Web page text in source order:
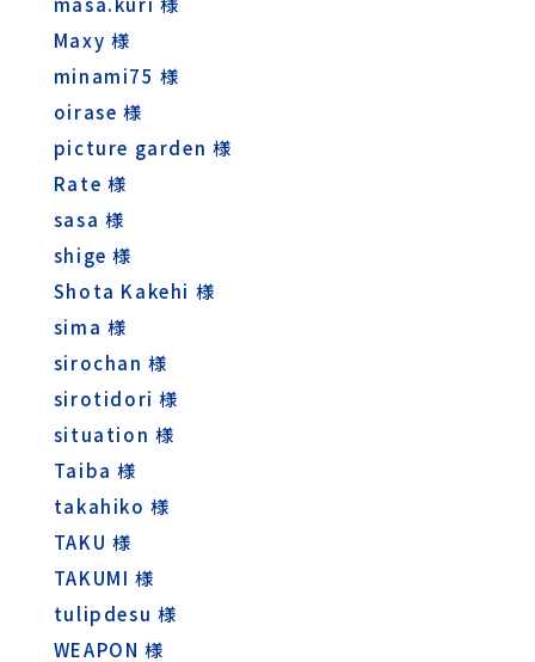
Maxy 様
minami75 様
oirase 様
picture garden 様
Rate 様
sasa 様
shige 様
Shota Kakehi 様
sima 様
sirochan 様
sirotidori 様
situation 様
Taiba 様
takahiko 様
TAKU 様
TAKUMI 様
tulipdesu 様
WEAPON 様